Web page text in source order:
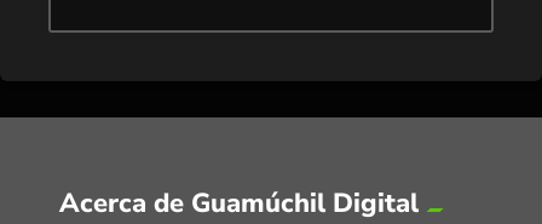
Acerca de Guamúchil Digital